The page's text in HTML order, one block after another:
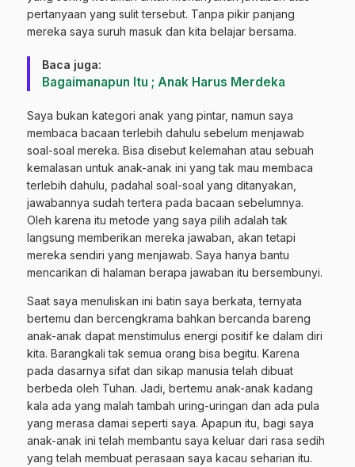
pertanyaan yang sulit tersebut. Tanpa pikir panjang
mereka saya suruh masuk dan kita belajar bersama.
Baca juga:
Bagaimanapun Itu ; Anak Harus Merdeka
Saya bukan kategori anak yang pintar, namun saya
membaca bacaan terlebih dahulu sebelum menjawab
soal-soal mereka. Bisa disebut kelemahan atau sebuah
kemalasan untuk anak-anak ini yang tak mau membaca
terlebih dahulu, padahal soal-soal yang ditanyakan,
jawabannya sudah tertera pada bacaan sebelumnya.
Oleh karena itu metode yang saya pilih adalah tak
langsung memberikan mereka jawaban, akan tetapi
mereka sendiri yang menjawab. Saya hanya bantu
mencarikan di halaman berapa jawaban itu bersembunyi.
Saat saya menuliskan ini batin saya berkata, ternyata
bertemu dan bercengkrama bahkan bercanda bareng
anak-anak dapat menstimulus energi positif ke dalam diri
kita. Barangkali tak semua orang bisa begitu. Karena
pada dasarnya sifat dan sikap manusia telah dibuat
berbeda oleh Tuhan. Jadi, bertemu anak-anak kadang
kala ada yang malah tambah uring-uringan dan ada pula
yang merasa damai seperti saya. Apapun itu, bagi saya
anak-anak ini telah membantu saya keluar dari rasa sedih
yang telah membuat perasaan saya kacau seharian itu.